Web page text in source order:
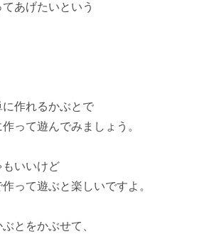
てあげたいという
に作れるかぶと で
って遊んでみましょう。
いいけど
作って遊ぶと楽しいですよ。
ぶと をかぶせて、